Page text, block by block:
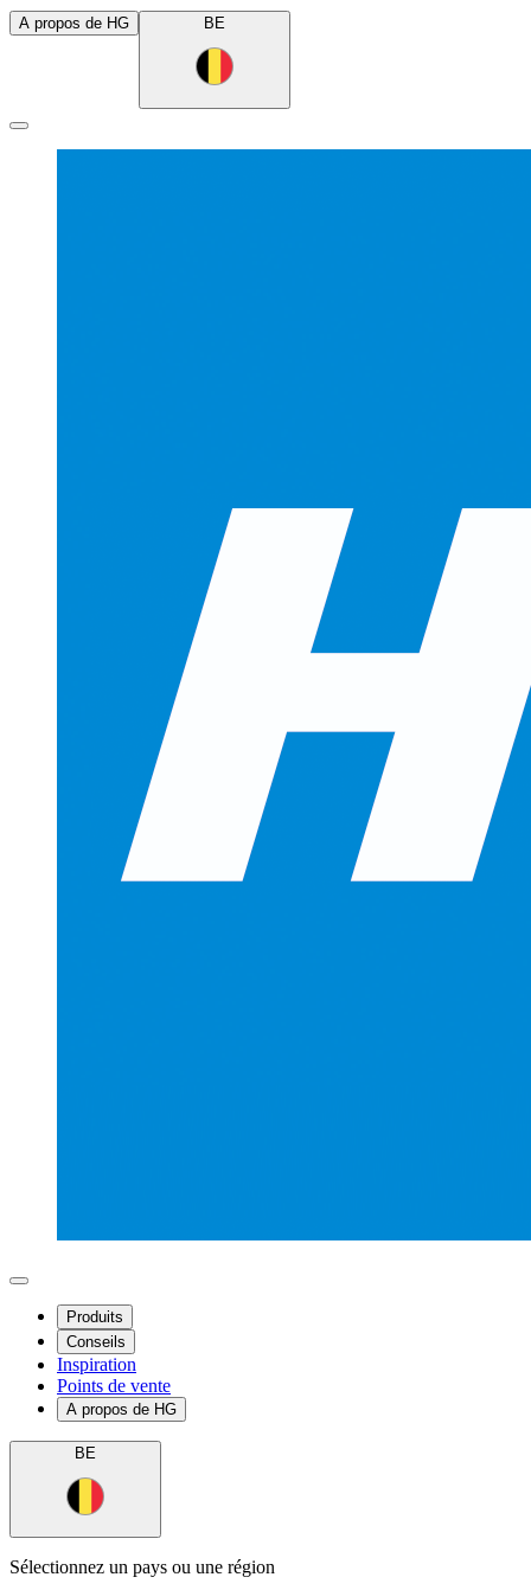
A propos de HG BE
Produits
Conseils
Inspiration
Points de vente
A propos de HG
BE
Sélectionnez un pays ou une région